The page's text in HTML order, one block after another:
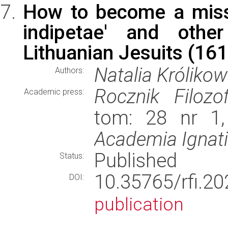
How to become a
indipetae' and
Lithuanian Jesuits
Authors: Natalia
Academic press:
Rocznik
tom: 28 nr 1,
Academia
Status: Published
DOI: 10.35765/
publication